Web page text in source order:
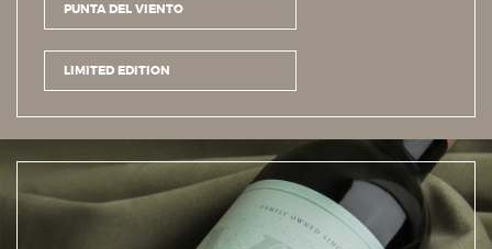
PUNTA DEL VIENTO
LIMITED EDITION